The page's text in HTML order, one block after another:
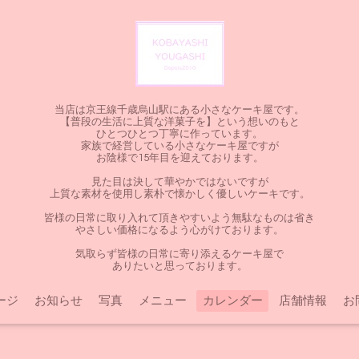
当店は京王線千歳烏山駅にある小さなケーキ屋です。
【普段の生活に上質な洋菓子を】という想いのもと
ひとつひとつ丁寧に作っています。
家族で経営している小さなケーキ屋ですが
お陰様で15年目を迎えております。
見た目は決して華やかではないですが
上質な素材を使用し素朴で懐かしく優しいケーキです。
皆様の日常に取り入れて頂きやすいよう無駄なものは省き
やさしい価格になるよう心がけております。
気取らず皆様の日常に寄り添えるケーキ屋で
ありたいと思っております。
ジ お知らせ 写真 メニュー カレンダー 店舗情報 お